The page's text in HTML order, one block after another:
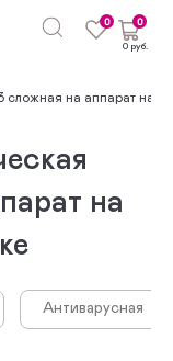
0 0
0 руб.
сложная на аппарат на
на
Антиварусная